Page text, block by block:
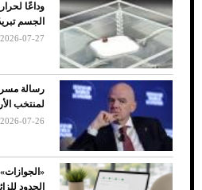
7 نصائح لاختيار لون
الأسود
وداعًا
الجسم
2026-07-27
رسالة
لمنتخب
2026-07-26
الحدود